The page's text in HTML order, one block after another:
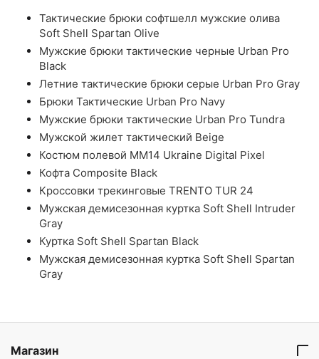
Тактические брюки софтшелл мужские олива
Soft Shell Spartan Olive
Мужские брюки тактические черные Urban Pro
Black
Летние тактические брюки серые Urban Pro Gray
Брюки Тактические Urban Pro Navy
Мужские брюки тактические Urban Pro Tundra
Мужской жилет тактический Beige
Костюм полевой ММ14 Ukraine Digital Pixel
Кофта Composite Black
Кроссовки трекинговые TRENTO TUR 24
Мужская демисезонная куртка Soft Shell Intruder
Gray
Куртка Soft Shell Spartan Black
Мужская демисезонная куртка Soft Shell Spartan
Gray
Магазин